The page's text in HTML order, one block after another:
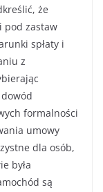
że
pod zastaw
spłaty i
z
formalności
umowy
dla osób,
była
są